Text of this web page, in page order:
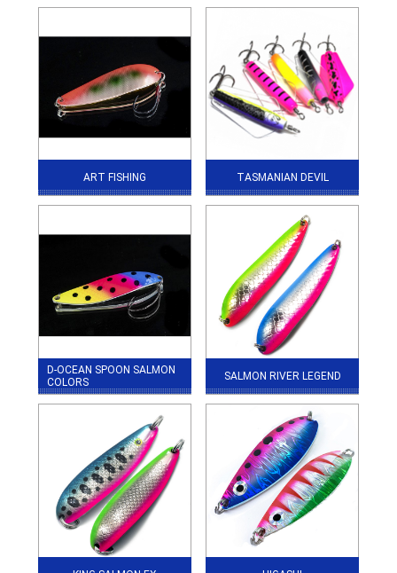
ART FISHING TASMANIAN DEVIL
D-OCEAN SPOON SALMON
COLORS
SALMON RIVER LEGEND